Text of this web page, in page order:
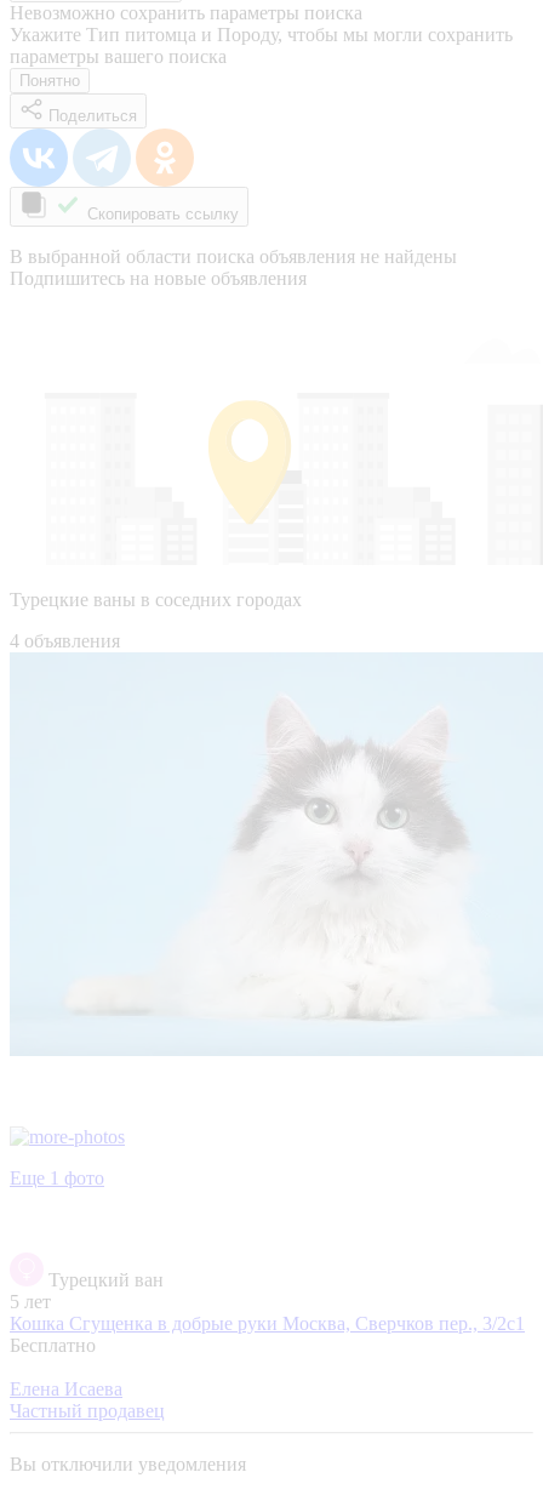
Невозможно сохранить параметры поиска
Укажите Тип питомца и Породу, чтобы мы могли сохранить
параметры вашего поиска
Понятно
Поделиться
Скопировать ссылку
В выбранной области поиска объявления не найдены
Подпишитесь на новые объявления
Турецкие ваны в соседних городах
4 объявления
Еще 1 фото
Турецкий ван
5 лет
Кошка Сгущенка в добрые руки Москва, Сверчков пер., 3/2с1
Бесплатно
Елена Исаева
Частный продавец
Вы отключили уведомления